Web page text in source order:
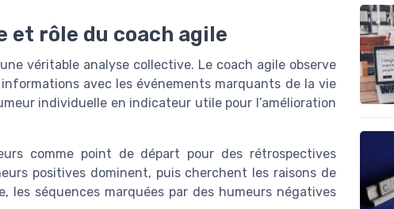
et rôle du coach agile
véritable analyse collective. Le coach agile observe
avec les événements marquants de la vie
individuelle en indicateur utile pour l’amélioration
comme point de départ pour des rétrospectives
positives dominent, puis cherchent les raisons de
les séquences marquées par des humeurs négatives